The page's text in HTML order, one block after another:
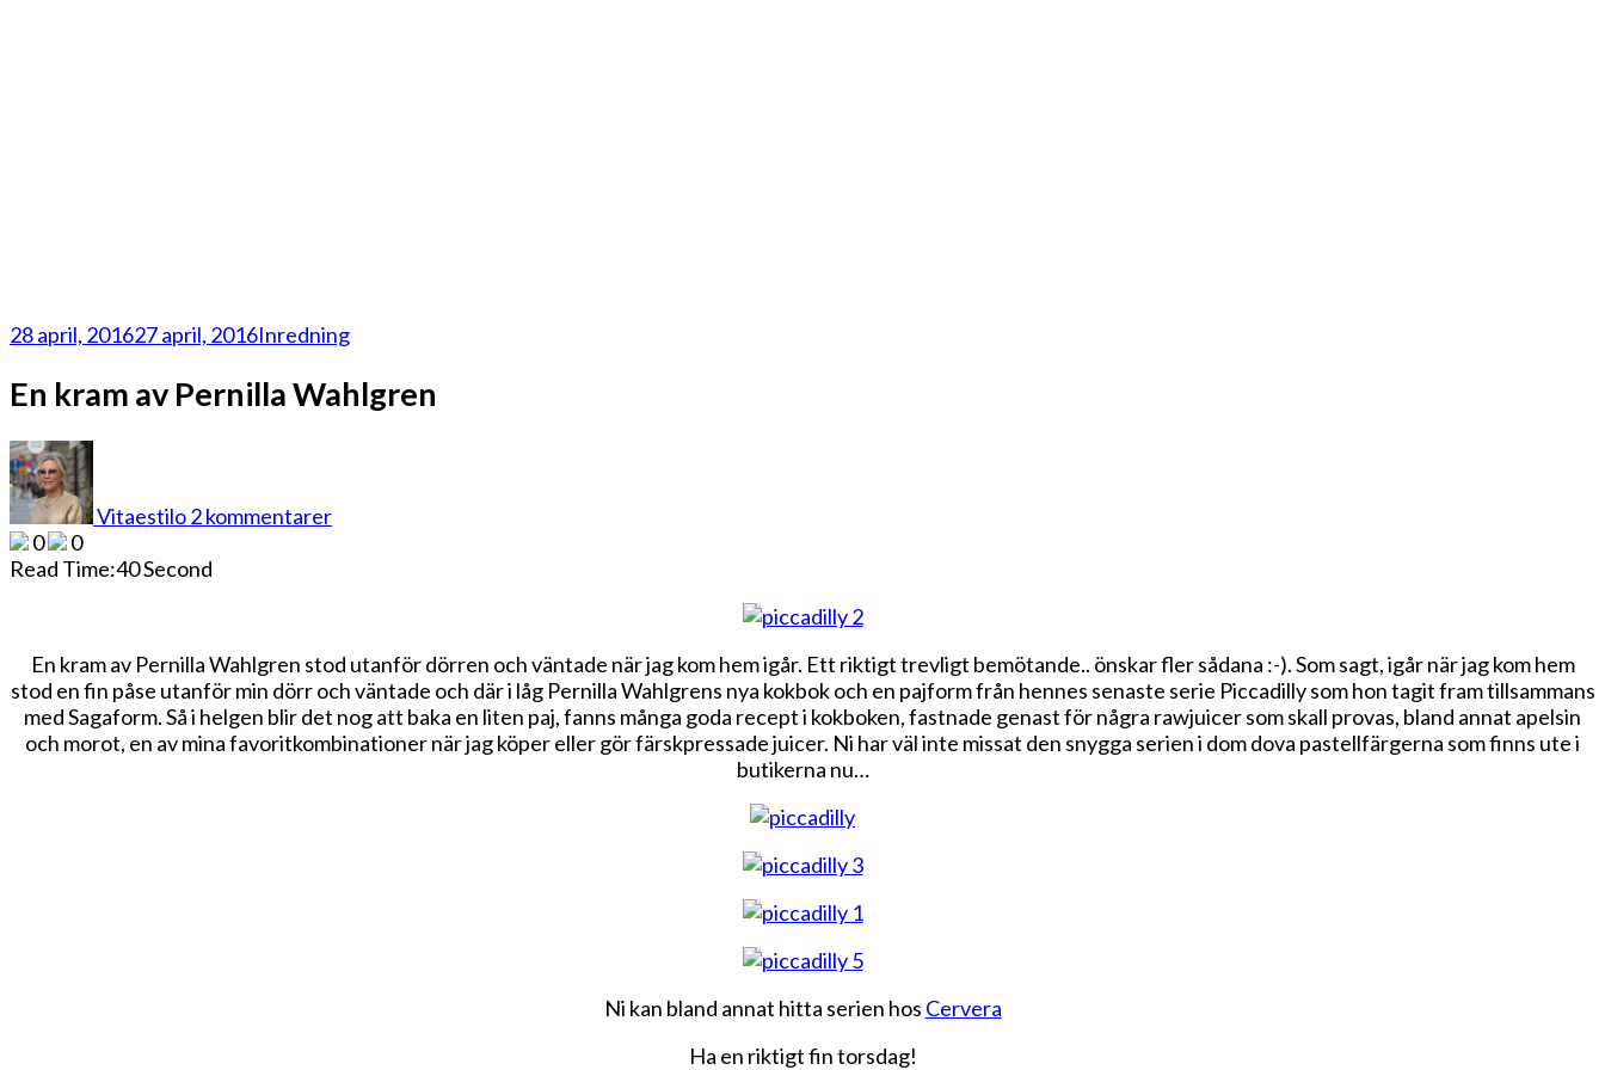
28 april, 201627 april, 2016Inredning
En kram av Pernilla Wahlgren
Vitaestilo2 kommentarer
av
0
0
Read Time:40 Second
En kram av Pernilla Wahlgren stod utanför dörren och väntade när jag kom hem igår. Ett riktigt trevligt bemötande.. önskar fler sådana :-). Som sagt, igår när jag kom hem
stod en fin påse utanför min dörr och väntade och där i låg Pernilla Wahlgrens nya kokbok och en pajform från hennes senaste serie Piccadilly som hon tagit fram tillsammans
med Sagaform. Så i helgen blir det nog att baka en liten paj, fanns många goda recept i kokboken, fastnade genast för några rawjuicer som skall provas, bland annat apelsin
och morot, en av mina favoritkombinationer när jag köper eller gör färskpressade juicer. Ni har väl inte missat den snygga serien i dom dova pastellfärgerna som finns ute i
butikerna nu…
Ni kan bland annat hitta serien hos Cervera
Ha en riktigt fin torsdag!